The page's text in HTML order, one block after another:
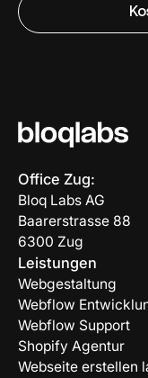
Office Zug:
Bloq Labs AG
Baarerstrasse 88
6300 Zug
Leistungen
Webgestaltung
Webflow
Webflow Support
Shopify Agentur
Webseite erstellen